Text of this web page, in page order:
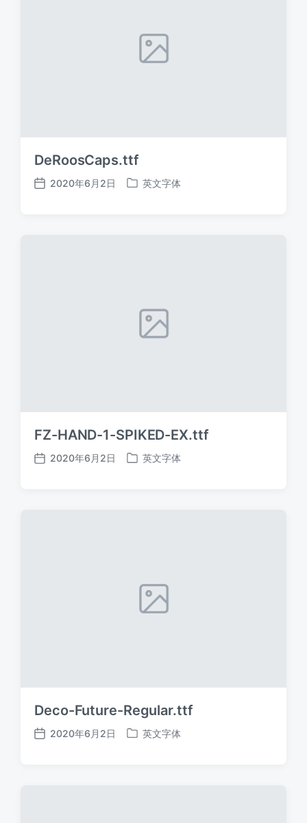
DeRoosCaps.ttf
发
2020年6月2日
发
英文字体
FZ-HAND-1-SPIKED-EX.ttf
发
2020年6月2日
发
英文字体
Deco-Future-Regular.ttf
发
2020年6月2日
发
英文字体